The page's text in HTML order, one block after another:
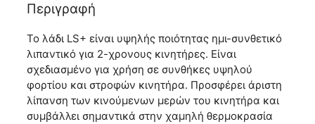
Περιγραφή
Το λάδι LS+ είναι υψηλής ποιότητας ημι-συνθετικό
λιπαντικό για 2-χρονους κινητήρες. Είναι
σχεδιασμένο για χρήση σε συνθήκες υψηλού
φορτίου και στροφών κινητήρα. Προσφέρει άριστη
λίπανση των κινούμενων μερών του κινητήρα και
συμβάλλει σημαντικά στην χαμηλή θερμοκρασία